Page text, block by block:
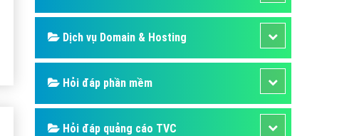
Nghĩa là gì
Dịch vụ Domain & Hosting
Hỏi đáp phần mềm
Hỏi đáp quảng cáo TVC